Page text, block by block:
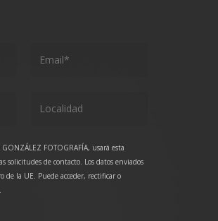
FOTOGRAFÍA, usará esta
solicitudes de contacto. Los datos enviados
la UE. Puede acceder, rectificar o